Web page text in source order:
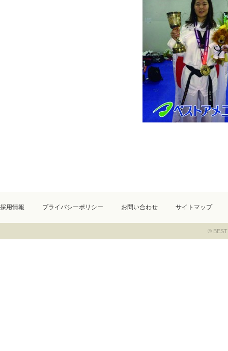
採用情報 プライバシーポリシー お問い合わせ サイトマップ
© BEST